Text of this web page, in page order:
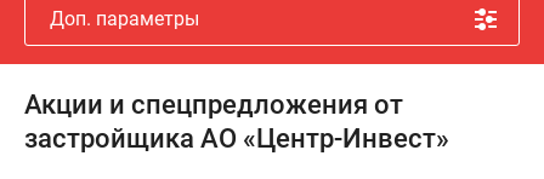
Доп. параметры
Акции и спецпредложения от
застройщика АО «Центр-Инвест»